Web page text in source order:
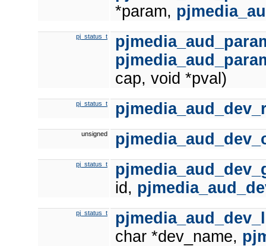
*param,
pj_status_t
cap, void *pval)
pj_status_t
unsigned
pj_status_t
id,
pj_status_t
char *dev_name,